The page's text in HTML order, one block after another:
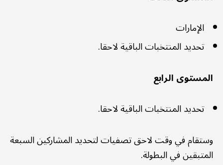
الإمارات
تحديد المنتخبات الباقية لاحقا.
المستوى الرابع
تحديد المنتخبات الباقية لاحقا.
وستقام في وقت لاحق تصفيات لتحديد المشاركين السبعة
المتبقين في البطولة.